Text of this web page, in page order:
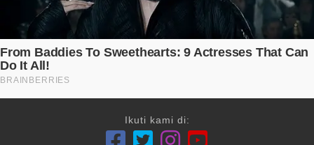
Ikuti kami di: